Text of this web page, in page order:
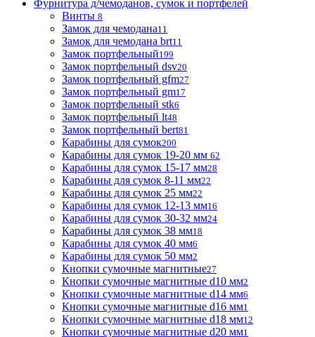
Фурнитура д/чемоданов, сумок и портфелей
Винты 8
Замок для чемодана11
Замок для чемодана brt11
Замок портфельный199
Замок портфельный dsv20
Замок портфельный gfm27
Замок портфельный gm17
Замок портфельный stk6
Замок портфельный lt48
Замок портфельный bert81
Карабины для сумок200
Карабины для сумок 19-20 мм 62
Карабины для сумок 15-17 мм28
Карабины для сумок 8-11 мм22
Карабины для сумок 25 мм22
Карабины для сумок 12-13 мм16
Карабины для сумок 30-32 мм24
Карабины для сумок 38 мм18
Карабины для сумок 40 мм6
Карабины для сумок 50 мм2
Кнопки сумочные магнитные27
Кнопки сумочные магнитные d10 мм2
Кнопки сумочные магнитные d14 мм6
Кнопки сумочные магнитные d16 мм1
Кнопки сумочные магнитные d18 мм12
Кнопки сумочные магнитные d20 мм1